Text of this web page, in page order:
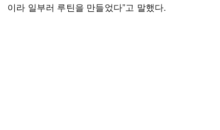
이라 일부러 루틴을 만들었다”고 말했다.